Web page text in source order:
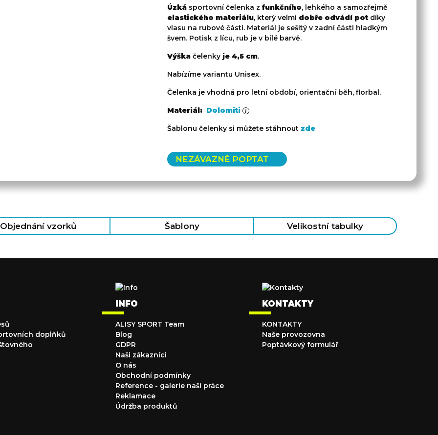
Úzká sportovní čelenka z funkčního, lehkého a samozřejmě
elastického materiálu, který velmi dobře odvádí potdíky
vlasu na rubové části. Materiál je sešitý v zadní části hladkým
švem. Potisk z lícu, rub je v bílé barvě.
Výška čelenky je 4,5 cm.
Nabízíme variantu Unisex.
Čelenka je vhodná pro letní období, orientační běh, florbal.
Materiál: Dolomiti
Šablonu čelenky si můžete stáhnout zde
NEZÁVAZNĚ POPTAT
Objednání vzorků Šablony Velikostní tabulky
doplňků
INFO
ALISY SPORT Team
Blog
GDPR
Naši zákazníci
O nás
Obchodní podmínky
Reference - galerie naší práce
Reklamace
Údržba produktů
KONTAKTY
KONTAKTY
Naše provozovna
Poptávkový formulář